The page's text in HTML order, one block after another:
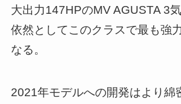
大出力147HPのMV AGUSTA 3
依然としてこのクラスで最も強
なる。
2021年モデルへの開発はより綿